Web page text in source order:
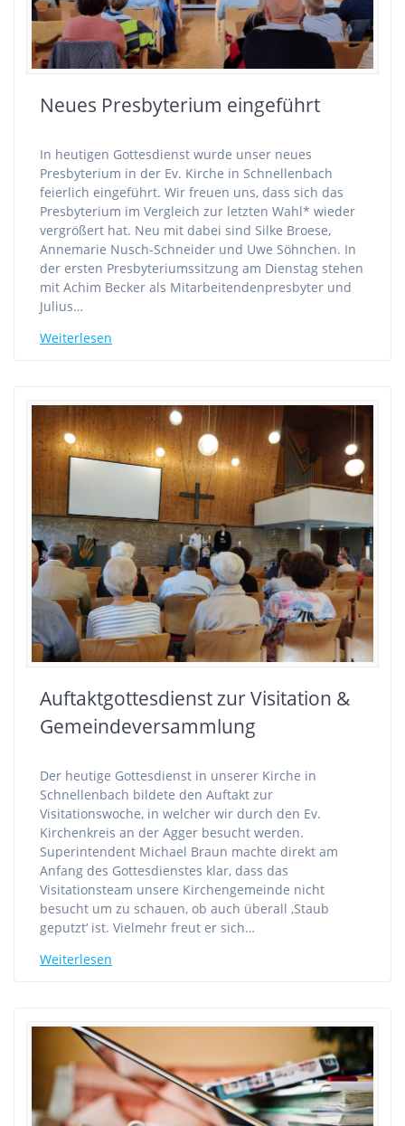
Neues Presbyterium eingeführt
In heutigen Gottesdienst wurde unser neues
Presbyterium in der Ev. Kirche in Schnellenbach
feierlich eingeführt. Wir freuen uns, dass sich das
Presbyterium im Vergleich zur letzten Wahl* wieder
vergrößert hat. Neu mit dabei sind Silke Broese,
Annemarie Nusch-Schneider und Uwe Söhnchen. In
der ersten Presbyteriumssitzung am Dienstag stehen
mit Achim Becker als Mitarbeitendenpresbyter und
Julius…
Weiterlesen
Auftaktgottesdienst zur Visitation &
Gemeindeversammlung
Der heutige Gottesdienst in unserer Kirche in
Schnellenbach bildete den Auftakt zur
Visitationswoche, in welcher wir durch den Ev.
Kirchenkreis an der Agger besucht werden.
Superintendent Michael Braun machte direkt am
Anfang des Gottesdienstes klar, dass das
Visitationsteam unsere Kirchengemeinde nicht
besucht um zu schauen, ob auch überall ‚Staub
geputzt‘ ist. Vielmehr freut er sich…
Weiterlesen